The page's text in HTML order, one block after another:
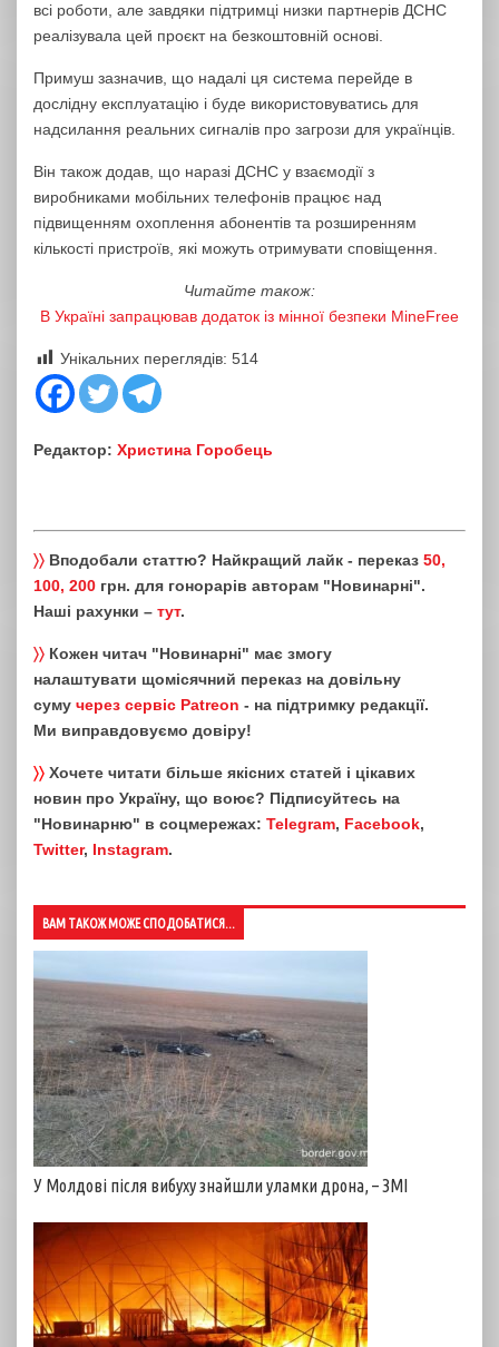
всі роботи, але завдяки підтримці низки партнерів ДСНС
реалізувала цей проєкт на безкоштовній основі.
Примуш зазначив, що надалі ця система перейде в
дослідну експлуатацію і буде використовуватись для
надсилання реальних сигналів про загрози для українців.
Він також додав, що наразі ДСНС у взаємодії з
виробниками мобільних телефонів працює над
підвищенням охоплення абонентів та розширенням
кількості пристроїв, які можуть отримувати сповіщення.
Читайте також:
В Україні запрацював додаток із мінної безпеки MineFree
Унікальних переглядів: 514
Редактор: Христина Горобець
〉〉 Вподобали статтю? Найкращий лайк - переказ 50,
100, 200 грн. для гонорарів авторам "Новинарні".
Наші рахунки – тут.
〉〉 Кожен читач "Новинарні" має змогу
налаштувати щомісячний переказ на довільну
суму через сервіс Patreon - на підтримку редакції.
Ми виправдовуємо довіру!
〉〉 Хочете читати більше якісних статей і цікавих
новин про Україну, що воює? Підписуйтесь на
"Новинарню" в соцмережах: Telegram, Facebook,
Twitter, Instagram.
ВАМ ТАКОЖ МОЖЕ СПОДОБАТИСЯ...
У Молдові після вибуху знайшли уламки дрона, – ЗМІ